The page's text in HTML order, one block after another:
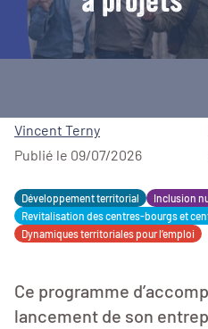
Vincent Terny
Publié le 09/07/2026
Développement territorial Inclusion
Revitalisation des centres-bourgs et
Dynamiques territoriales pour l’emploi
Ce programme
lancement de son